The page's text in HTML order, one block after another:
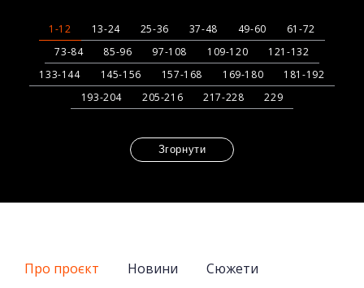
1-12 13-24 25-36 37-48 49-60
61-72
73-84
85-96 97-108 109-120
121-132
133-144
145-156 157-168 169-180
181-192
193-204
205-216 217-228 229
Згорнути
Про проєкт Новини
Сюжети